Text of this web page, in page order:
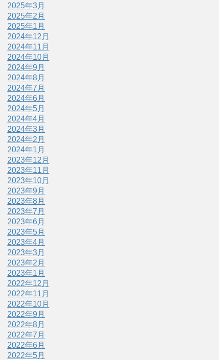
2025年3月
2025年2月
2025年1月
2024年12月
2024年11月
2024年10月
2024年9月
2024年8月
2024年7月
2024年6月
2024年5月
2024年4月
2024年3月
2024年2月
2024年1月
2023年12月
2023年11月
2023年10月
2023年9月
2023年8月
2023年7月
2023年6月
2023年5月
2023年4月
2023年3月
2023年2月
2023年1月
2022年12月
2022年11月
2022年10月
2022年9月
2022年8月
2022年7月
2022年6月
2022年5月